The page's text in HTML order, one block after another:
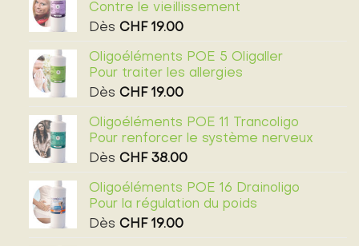
Contre le vieillissement
Dès CHF19.00
Oligoéléments POE 5 Oligaller
Pour traiter les allergies
Dès CHF19.00
Oligoéléments POE 11 Trancoligo
Pour renforcer le système nerveux
Dès CHF38.00
Oligoéléments POE 16 Drainoligo
Pour la régulation du poids
Dès CHF19.00